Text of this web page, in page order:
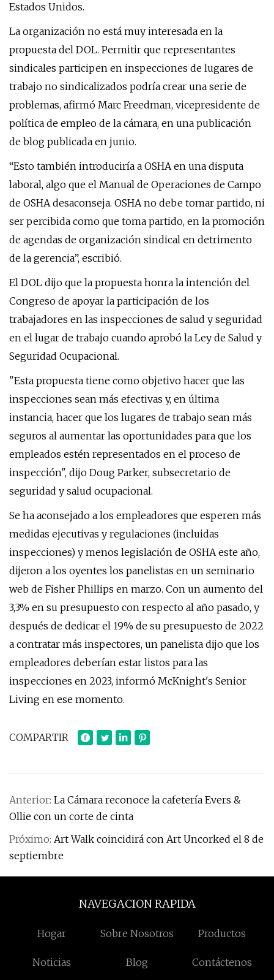
Estados Unidos.
La organización no está muy interesada en la
propuesta del DOL. Permitir que representantes
sindicales participen en inspecciones de lugares de
trabajo no sindicalizados podría crear una serie de
problemas, afirmó Marc Freedman, vicepresidente de
política de empleo de la cámara, en una publicación
de blog publicada en junio.
“Esto también introduciría a OSHA en una disputa
laboral, algo que el Manual de Operaciones de Campo
de OSHA desaconseja. OSHA no debe tomar partido, ni
ser percibida como que toma partido, en la promoción
de agendas de organización sindical en detrimento
de la gerencia”, escribió.
El DOL dijo que la propuesta honra la intención del
Congreso de apoyar la participación de los
trabajadores en las inspecciones de salud y seguridad
en el lugar de trabajo cuando aprobó la Ley de Salud y
Seguridad Ocupacional.
"Esta propuesta tiene como objetivo hacer que las
inspecciones sean más efectivas y, en última
instancia, hacer que los lugares de trabajo sean más
seguros al aumentar las oportunidades para que los
empleados estén representados en el proceso de
inspección", dijo Doug Parker, subsecretario de
seguridad y salud ocupacional.
Se ha aconsejado a los empleadores que esperen más
medidas ejecutivas y regulaciones (incluidas
inspecciones) y menos legislación de OSHA este año,
dijeron a los oyentes los panelistas en un seminario
web de Fisher Phillips en marzo. Con un aumento del
3,3% en su presupuesto con respecto al año pasado, y
después de dedicar el 19% de su presupuesto de 2022
a contratar más inspectores, un panelista dijo que los
empleadores deberían estar listos para las
inspecciones en 2023, informó McKnight's Senior
Living en ese momento.
COMPARTIR
Anterior: La Cámara reconoce la cafetería Evers &
Ollie con un corte de cinta
Próximo: Art Walk coincidirá con Art Uncorked el 8 de
septiembre
NAVEGACION RAPIDA
Hogar Sobre Nosotros Productos
Noticias Blog Contáctenos